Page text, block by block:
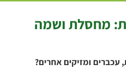
מחסלת ושמה
עכברים ומזיקים אחרים?